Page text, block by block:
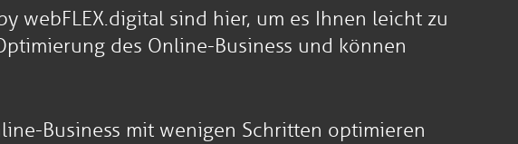
webFLEX.digital sind hier, um es Ihnen leicht zu
des Online-Business und können
Business mit wenigen Schritten optimieren